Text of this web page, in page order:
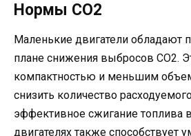
Нормы CO2
Маленькие двигатели обладают
плане снижения выбросов CO2.
компактностью и меньшим
снизить количество
эффективное сжигание топлива
двигателях также способствует